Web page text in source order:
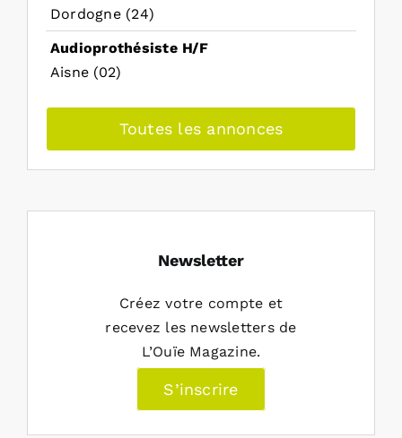
Dordogne (24)
Audioprothésiste H/F
Aisne (02)
Toutes les annonces
Newsletter
Créez votre compte et
recevez les newsletters de
L’Ouïe Magazine.
S’inscrire